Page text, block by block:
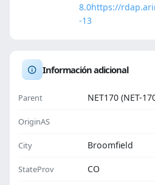
8.0https://
-13
Información adicional
Parent NET170 (NET-
OriginAS
City Broomfield
StateProv CO